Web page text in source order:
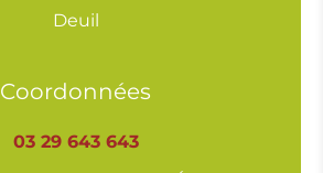
Deuil
Coordonnées
03 29 643 643